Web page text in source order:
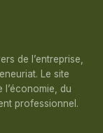
de l’entreprise,
Le site
du
professionnel.